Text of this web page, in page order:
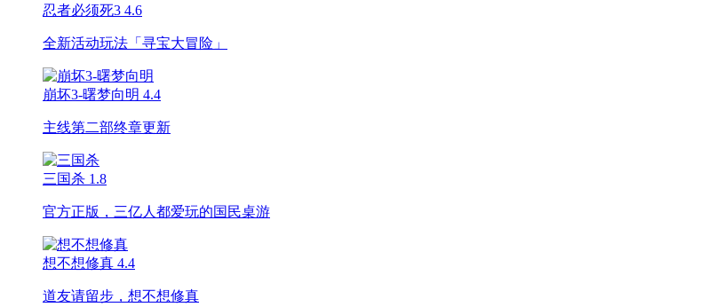
忍者必须死3 4.6
全新活动玩法「寻宝大冒险」
崩坏3-曙梦向明 4.4
主线第二部终章更新
三国杀 1.8
官方正版，三亿人都爱玩的国民桌游
想不想修真 4.4
道友请留步，想不想修真